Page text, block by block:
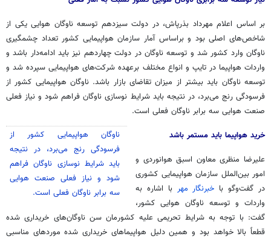
بر اساس اعلام مهرداد بذرپاش، در دولت سیزدهم توسعه ناوگان هوایی یکی از
شاخص‌های اصلی بود وبراساس آمار سازمان هواپیمایی کشور تعداد چشمگیری
ناوگان وارد کشور شد و توسعه ناوگان در دولت چهاردهم نیز باید ادامه‌دار باشد و
واردات هواپیما در تایپ و انواع مختلف برعهده شرکت‌های هواپیمایی سپرده شد و
توسعه ناوگان باید بیشتر از میزان تقاضای بازار باشد. ناوگان هواپیمایی کشور از
فرسودگی رنج می‌برد، در نتیجه باید شرایط نوسازی ناوگان فراهم شود و نیاز فعلی
صنعت هوایی سه برابر ناوگان فعلی است.‌
ناوگان هواپیمایی کشور از
فرسودگی رنج می‌برد، در نتیجه
باید شرایط نوسازی ناوگان فراهم
شود و نیاز فعلی صنعت هوایی
سه برابر ناوگان فعلی است.
خرید هواپیما باید مستمر باشد
علیرضا منظری معاون اسبق هوانوردی و
امور بین‌الملل سازمان هواپیمایی کشوری
در گفت‌وگو با خبرنگار مهر با اشاره به
واردات و توسعه ناوگان هوایی کشور،
گفت: با توجه به شرایط تحریمی علیه کشورمان سن ناوگان‌های خریداری شده
قطعاً بالا خواهد بود و همین دلیل هواپیماهای خریداری شده موردهای مناسبی